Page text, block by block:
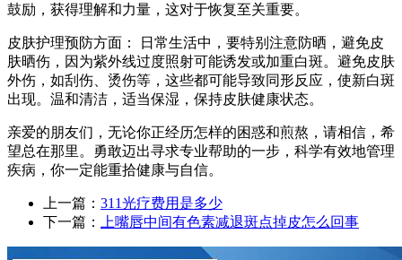
鼓励，获得理解和力量，这对于恢复至关重要。
皮肤护理预防方面： 日常生活中，要特别注意防晒，避免皮
肤晒伤，因为紫外线过度照射可能诱发或加重白斑。避免皮肤
外伤，如刮伤、烫伤等，这些都可能导致同形反应，使新白斑
出现。温和清洁，适当保湿，保持皮肤健康状态。
亲爱的朋友们，无论你正经历怎样的困惑和煎熬，请相信，希
望总在那里。勇敢迈出寻求专业帮助的一步，科学有效地管理
疾病，你一定能重拾健康与自信。
上一篇： 311光疗费用是多少
下一篇：
上嘴唇中间有色素减退斑点掉皮怎么回事